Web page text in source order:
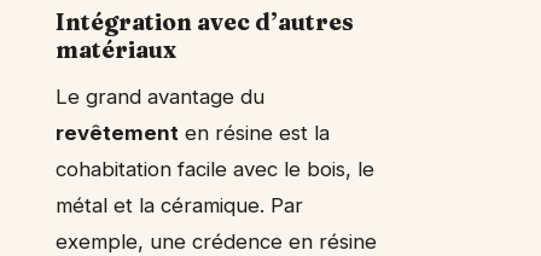
Intégration avec d’autres
matériaux
Le grand avantage du
revêtement en résine est la
cohabitation facile avec le bois, le
métal et la céramique. Par
exemple, une crédence en résine